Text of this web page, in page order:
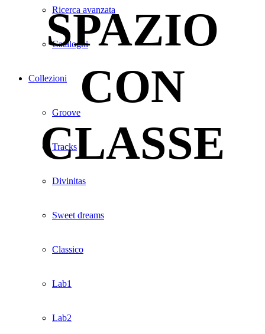
Ricerca avanzata
Cataloghi
Collezioni
Groove
Tracks
Divinitas
Sweet dreams
Classico
Lab1
Lab2
SPAZIO
CON
CLASSE